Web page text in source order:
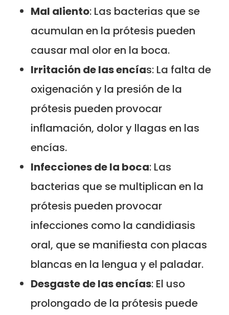
Mal aliento: Las bacterias que se
acumulan en la prótesis pueden
causar mal olor en la boca.
Irritación de las encías: La falta de
oxigenación y la presión de la
prótesis pueden provocar
inflamación, dolor y llagas en las
encías.
Infecciones de la boca: Las
bacterias que se multiplican en la
prótesis pueden provocar
infecciones como la candidiasis
oral, que se manifiesta con placas
blancas en la lengua y el paladar.
Desgaste de las encías: El uso
prolongado de la prótesis puede